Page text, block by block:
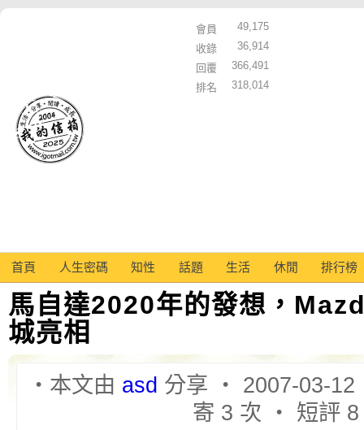
會員
49,175
收錄
36,914
回覆
366,491
排名
318,014
首頁 人生密碼 知性 話題 生活 休閒 排行榜
馬自達2020年的發想，
城亮相
‧本文由 asd 分享 ‧ 2007-03-
寄 3 次 ‧ 短評